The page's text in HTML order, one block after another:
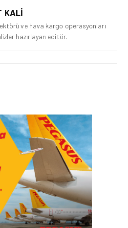
KALI
ve hava kargo operasyonları
hazırlayan editör.
İŞ İLANLARI • 24 TEM 2026
AIR ARABIA AILESI
BÜYÜYOR! 2026 AÇIK
POZISYONLAR
İŞ İLANLARI • 16 MAY 2026
YENI DÖNEM BAŞLIYOR VE
EKIP ARKADAŞLARI
ARANIYOR